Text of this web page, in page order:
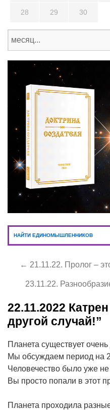
28 29 30
НАЙТИ ЕДИНОМЫШЛЕННИКОВ
← 21.11.22. Пролог –
23.11.22.
22.11.2022
другой случай!”
Планета существует
Мы обсуждаем период на
Человечество было уже
Вы просто попали в этот
Планета проходила